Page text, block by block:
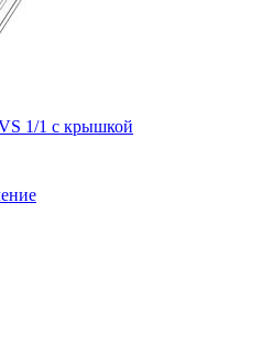
1/1 с крышкой